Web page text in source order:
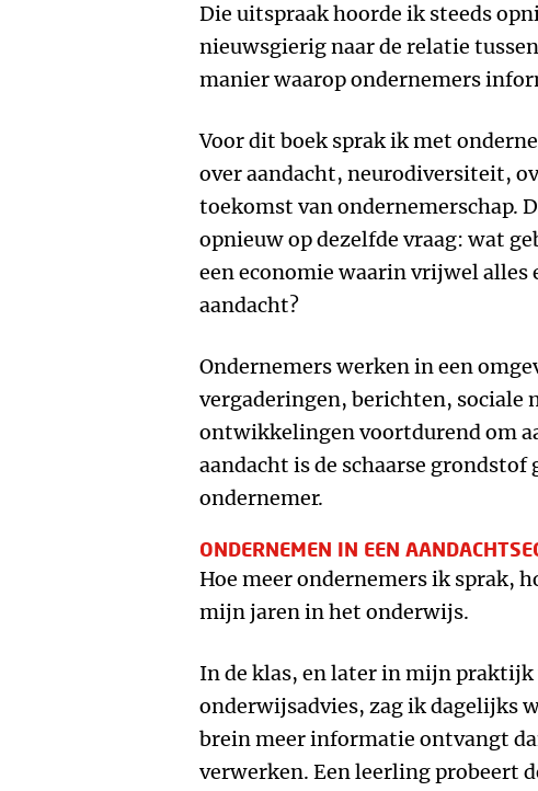
Die uitspraak hoorde ik steeds
nieuwsgierig naar de relatie
manier waarop ondernemers
Voor dit boek sprak ik met
over aandacht, neurodiversiteit,
toekomst van ondernemerschap.
opnieuw op dezelfde vraag: wat
een economie waarin vrijwel alles
aandacht?
Ondernemers werken in een
vergaderingen, berichten, sociale
ontwikkelingen voortdurend om
aandacht is de schaarse grondstof
ondernemer.
ONDERNEMEN IN EEN
Hoe meer ondernemers ik sprak,
mijn jaren in het onderwijs.
In de klas, en later in mijn praktijk
onderwijsadvies, zag ik dagelijks
brein meer informatie ontvangt
verwerken. Een leerling probeert